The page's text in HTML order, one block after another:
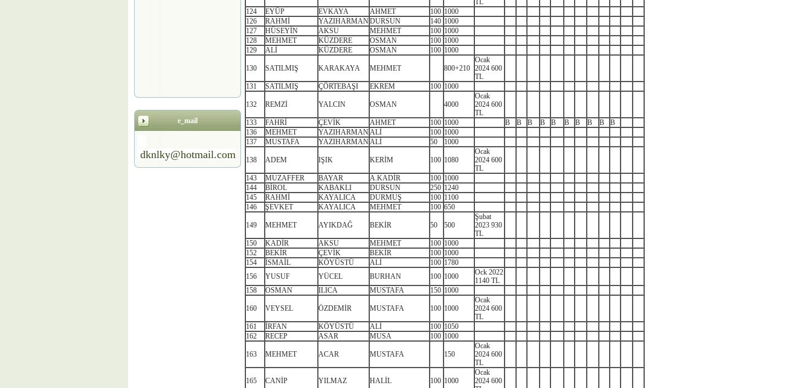
e_mail
dknlky@hotmail.com
TL
124
EYÜP EVKAYA AHMET 100 1000
126
RAHMİ YAZIHARMANDURSUN 140 1000
127
HÜSEYİN AKSU MEHMET 100 1000
128
MEHMET KÜZDERE OSMAN 100 1000
129
ALİ KÜZDERE OSMAN 100 1000
130 SATILMIŞ KARAKAYA MEHMET 800+210
Ocak
2024 600
TL
131
SATILMIŞ ÇÖRTEBAŞI EKREM 100 1000
132 REMZİ YALCIN OSMAN 4000
Ocak
2024 600
TL
133
FAHRİ ÇEVİK AHMET 100 1000 B B B B B B B B B
B
136
MEHMET YAZIHARMANALİ 100 1000
137
MUSTAFA YAZIHARMANALİ 50 1000
138 ADEM IŞIK KERİM 100 1080
Ocak
2024 600
TL
143
MUZAFFER BAYAR A.KADİR 100 1000
144
BİROL KABAKLI DURSUN 250 1240
145
RAHMİ KAYALICA DURMUŞ 100 1100
146
ŞEVKET KAYALICA MEHMET 100 650
149 MEHMET AYIKDAĞ BEKİR 50 500
Şubat
2023 930
TL
150
KADİR AKSU MEHMET 100 1000
152
BEKİR ÇEVİK BEKİR 100 1000
154
İSMAİL KÖYÜSTÜ ALİ 100 1780
156
YUSUF YÜCEL BURHAN 100 1000
Ock 2022
1140 TL
158
OSMAN ILICA MUSTAFA 150 1000
160 VEYSEL ÖZDEMİR MUSTAFA 100 1000
Ocak
2024 600
TL
161
İRFAN KÖYÜSTÜ ALİ 100 1050
162
RECEP ASAR MUSA 100 1000
163 MEHMET ACAR MUSTAFA 150
Ocak
2024 600
TL
165 CANİP YILMAZ HALİL 100 1000
Ocak
2024 600